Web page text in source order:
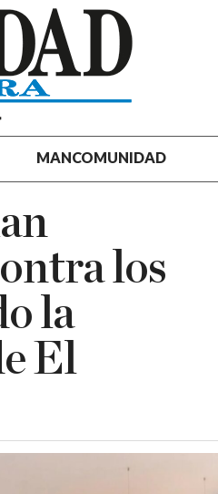
MANCOMUNIDAD
los
la
El